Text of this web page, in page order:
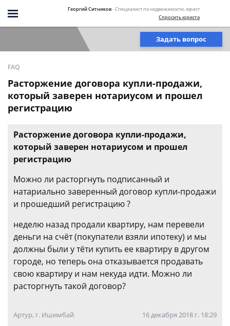
Георгий Ситников- Специалист по недвижимости, юрист
Спросить юриста
Задать вопрос
FAQ
Расторжение договора купли-продажи,
который заверен нотариусом и прошел
регистрацию
Расторжение договора купли-продажи,
который заверен нотариусом и прошел
регистрацию
Можно ли расторгнуть подписанный и
натариально заверенный договор купли-продажи
и прошедший регистрацию ?
неделю назад продали квартиру, нам перевели
деньги на счёт (покупатели взяли ипотеку) и мы
должны были у тёти купить ее квартиру в другом
городе, но теперь она отказывается продавать
свою квартиру и нам некуда идти. Можно ли
расторгнуть такой договор?
Артур, г. Ишимбай 16 декабря 2018 г. 18:29